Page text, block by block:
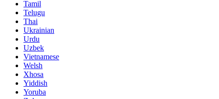
Tamil
Telugu
Thai
Ukrainian
Urdu
Uzbek
Vietnamese
Welsh
Xhosa
Yiddish
Yoruba